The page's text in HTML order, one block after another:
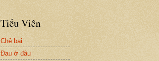
Tiếu Viên
Chê bai
Đau ở đâu